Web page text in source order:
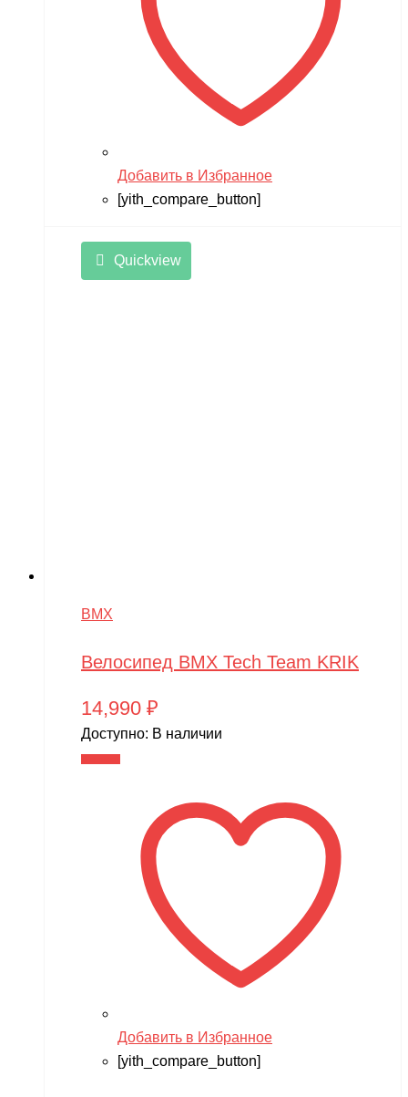
Добавить в Избранное
[yith_compare_button]
Quickview
BMX
Велосипед BMX Tech Team KRIK
14,990 ₽
Доступно: В наличии
Добавить в Избранное
[yith_compare_button]